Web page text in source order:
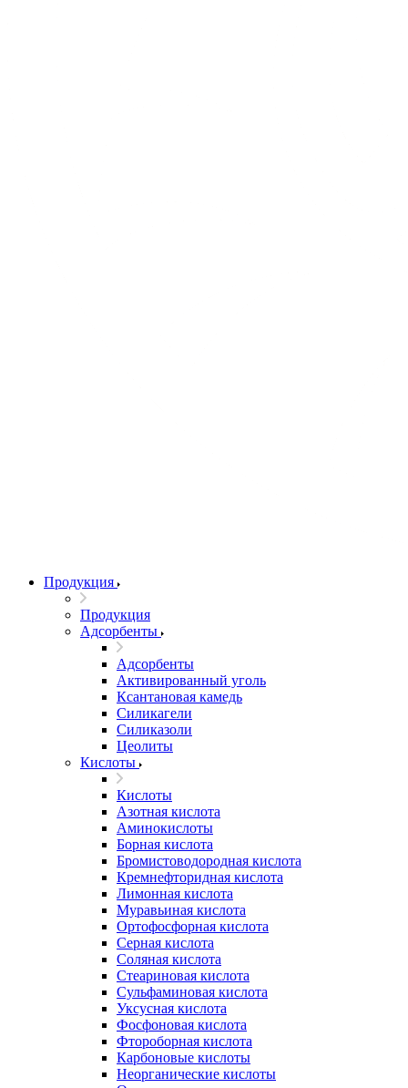
Продукция
Продукция
Адсорбенты
Адсорбенты
Активированный уголь
Ксантановая камедь
Силикагели
Силиказоли
Цеолиты
Кислоты
Кислоты
Азотная кислота
Аминокислоты
Борная кислота
Бромистоводородная кислота
Кремнефторидная кислота
Лимонная кислота
Муравьиная кислота
Ортофосфорная кислота
Серная кислота
Соляная кислота
Стеариновая кислота
Сульфаминовая кислота
Уксусная кислота
Фосфоновая кислота
Фтороборная кислота
Карбоновые кислоты
Неорганические кислоты